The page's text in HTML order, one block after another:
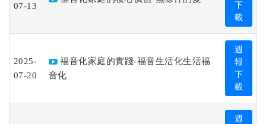
07-13
下
載
2025-
07-20
福音化家庭的實踐-福音生活化生活福
音化
週
報
下
載
週